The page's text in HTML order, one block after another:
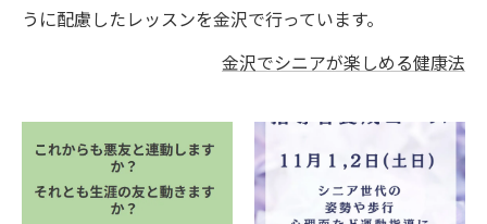
うに配慮したレッスンを金沢で行っています。
金沢でシニアが楽しめる健康法